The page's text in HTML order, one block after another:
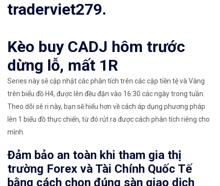
Kèo buy CADJ hôm trước
dừng lỗ, mất 1R
Series này sẽ cập nhật các phân tích trên các cặp tiền tệ và Vàng
trên biểu đồ H4, được lên đều đặn vào 16:30 các ngày trong tuần.
Theo dõi sê ri này, bạn sẽ hiểu hơn về cách áp dụng phương pháp
lên 1 biểu đồ thực chiến, từ đó rút ra được cách phân tích riêng cho
mình.
Đảm bảo an toàn khi tham gia thị
trường Forex và Tài Chính Quốc Tế
bằng cách chọn đúng sàn giao dịch